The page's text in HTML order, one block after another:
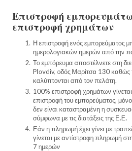
Επιστροφή
επιστροφή χρημάτων
Η επιστροφή ενός εμπορεύματος
ημερολογιακών ημερών από την
Το εμπόρευμα αποστέλνετε στη
Plovdiv, οδός Μαρίτσα 130 καθώς
καλύπτονται από τον πελάτη.
100% επιστροφή χρημάτων
επιστροφή του εμπορεύματος,
δεν είναι καταστραμένη η
σύμφωνα με τις διατάξεις της Ε.Ε.
Εάν η πληρωμή έχει γίνει με
γίνεται με αντίστροφη πληρωμή
7 ημερών